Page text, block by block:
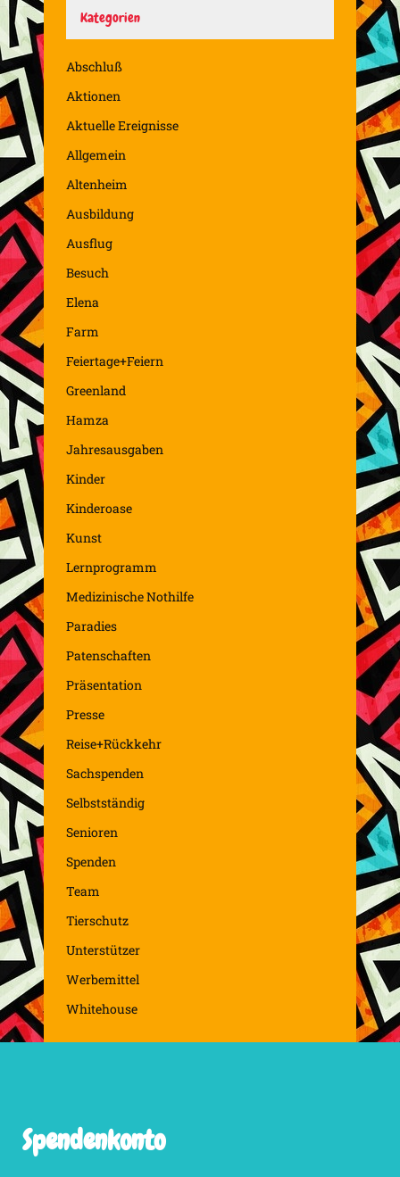
Kategorien
Abschluß
Aktionen
Aktuelle Ereignisse
Allgemein
Altenheim
Ausbildung
Ausflug
Besuch
Elena
Farm
Feiertage+Feiern
Greenland
Hamza
Jahresausgaben
Kinder
Kinderoase
Kunst
Lernprogramm
Medizinische Nothilfe
Paradies
Patenschaften
Präsentation
Presse
Reise+Rückkehr
Sachspenden
Selbstständig
Senioren
Spenden
Team
Tierschutz
Unterstützer
Werbemittel
Whitehouse
Spendenkonto